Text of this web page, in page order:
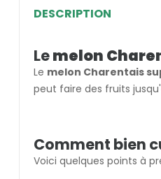
DESCRIPTION
Lemelon
Le melon Charentais
peut faire des fruits
Comment bien
Voici quelques points à